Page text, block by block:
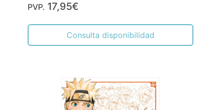
PVP. 17,95€
Consulta disponibilidad